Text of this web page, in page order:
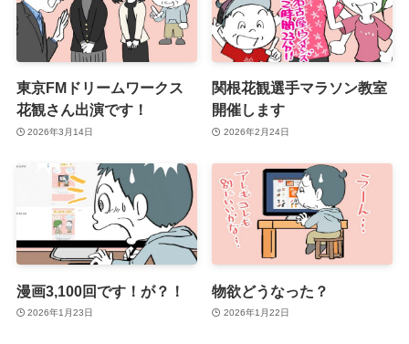
東京FMドリームワークス
花観さん出演です！
2026年3月14日
関根花観選手マラソン教室
開催します
2026年2月24日
漫画3,100回です！が？！
2026年1月23日
物欲どうなった？
2026年1月22日